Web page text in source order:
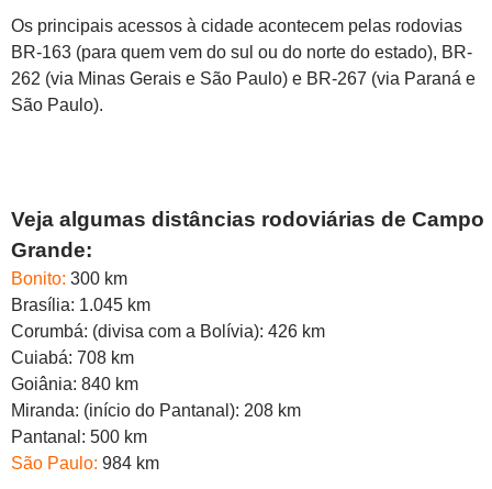
Os principais acessos à cidade acontecem pelas rodovias
BR-163 (para quem vem do sul ou do norte do estado), BR-
262 (via Minas Gerais e São Paulo) e BR-267 (via Paraná e
São Paulo).
Veja algumas distâncias rodoviárias de Campo
Grande:
Bonito: 300 km
Brasília: 1.045 km
Corumbá: (divisa com a Bolívia): 426 km
Cuiabá: 708 km
Goiânia: 840 km
Miranda: (início do Pantanal): 208 km
Pantanal: 500 km
São Paulo: 984 km